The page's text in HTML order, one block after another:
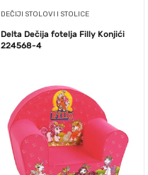
DEČIJI STOLOVI I STOLICE
Delta Dečija fotelja Filly Konjići
224568-4